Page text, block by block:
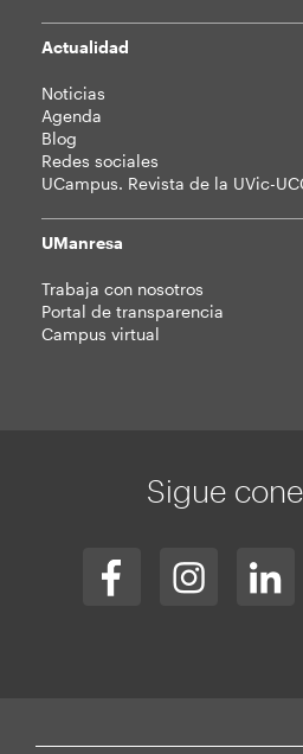
Actualidad
Noticias
Agenda
Blog
Redes sociales
UCampus. Revista de la UVic-
UManresa
Trabaja con nosotros
Portal de transparencia
Campus virtual
Sigue